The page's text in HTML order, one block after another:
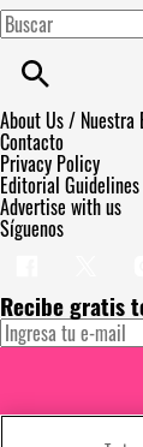
About Us / Nuestra
Contacto
Privacy Policy
Editorial Guidelines
Advertise with us
Síguenos
Recibe gratis